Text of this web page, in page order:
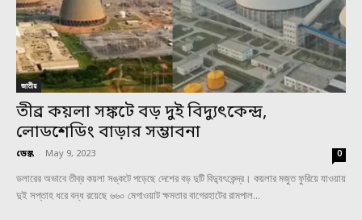
জাতীয়
তীব্র কয়লা সঙ্কটে বড় দুই বিদ্যুৎকেন্দ্র,
লোডশেডিং বাড়ার সম্ভাবনা
ডেস্ক - May 9, 2023 0
ডলারের অভাবে তীব্র কয়লা সঙ্কটে পড়েছে দেশের বড় দুটি বিদ্যুৎকেন্দ্র। কয়লার মজুত ফুরিয়ে যাওয়ায়
দুই সপ্তাহ ধরে বন্ধ রয়েছে ৬৬০ মেগাওয়াট ক্ষমতার বাগেরহাটের রামপাল...